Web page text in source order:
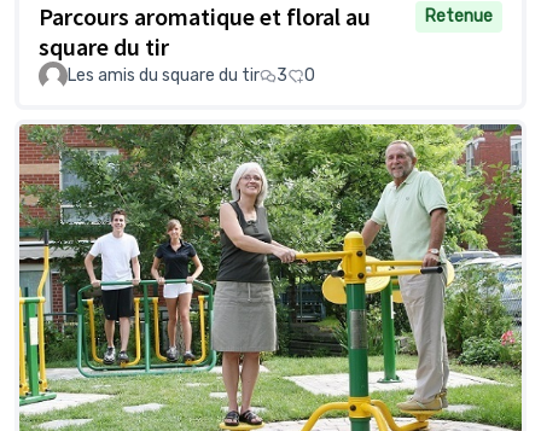
Parcours aromatique et floral au
square du tir
Retenue
Les amis du square du tir 3 0